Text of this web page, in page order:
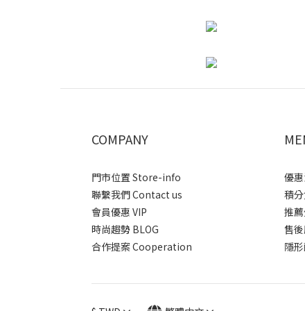
COMPANY
門市位置 Store-info
聯繫我們 Contact us
會員優惠 VIP
時尚趨勢 BLOG
合作提案 Cooperation
優
積
推
售
隱